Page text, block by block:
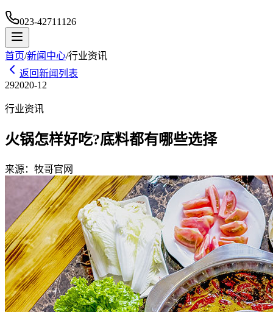
023-42711126
首页/新闻中心/行业资讯
返回新闻列表
292020-12
行业资讯
火锅怎样好吃?底料都有哪些选择
来源： 牧哥官网